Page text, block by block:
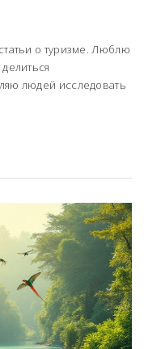
о туризме. Люблю
людей исследовать